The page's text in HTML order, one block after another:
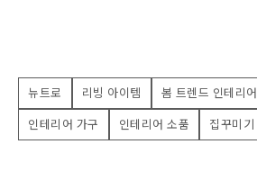
뉴트로 리빙 아이템 봄 트렌드 인테리어
인테리어 가구
인테리어 소품 집꾸미기